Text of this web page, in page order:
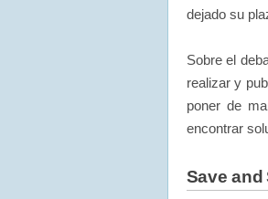
dejado su
Sobre el
realizar y
poner de
encontrar
Save and